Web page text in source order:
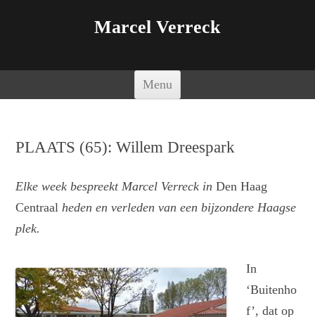
Marcel Verreck
Menu
PLAATS (65): Willem Dreespark
Elke week bespreekt Marcel Verreck in Den Haag
Centraal heden en verleden van een bijzondere Haagse
plek.
In
‘Buitenho
f’, dat op